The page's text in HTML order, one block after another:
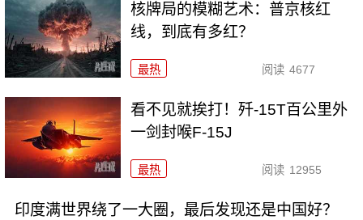
核牌局的模糊艺术：普京核红
线，到底有多红？
最热 阅读 4677
看不见就挨打！歼-15T百公里外
一剑封喉F-15J
最热 阅读 12955
印度满世界绕了一大圈，最后发现还是中国好？